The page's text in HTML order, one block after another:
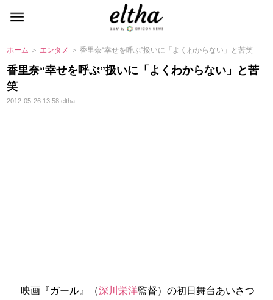
ホーム ＞ エンタメ ＞ 香里奈“幸せを呼ぶ”扱いに「よくわからない」と苦笑
香里奈“幸せを呼ぶ”扱いに「よくわからない」と苦
笑
2012-05-26 13:58eltha
映画『ガール』（深川栄洋監督）の初日舞台あいさつ